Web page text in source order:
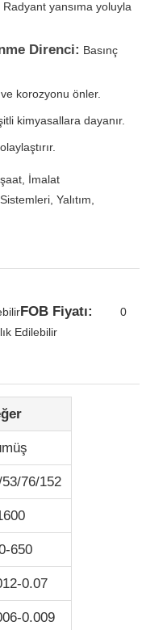
Radyant yansıma yoluyla
Direnci: Basınç
korozyonu önler.
kimyasallara dayanır.
İmalat
Yalıtım,
FOB Fiyatı: 0
Edilebilir
76/152
650
0.07
0.009